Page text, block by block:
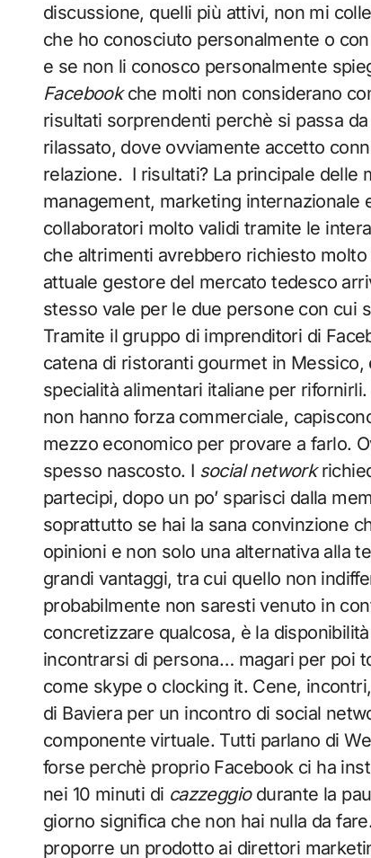
discussione, quelli più attivi, non mi
che ho conosciuto personalmente o
e se non li conosco personalmente
Facebookche molti non considerano
risultati sorprendenti perchè si passa
rilassato, dove ovviamente accetto
relazione. I risultati? La principale delle
management, marketing internazionale
collaboratori molto validi tramite le
che altrimenti avrebbero richiesto
attuale gestore del mercato tedesco
stesso vale per le due persone con cui
Tramite il gruppo di imprenditori di
catena di ristoranti gourmet in
specialità alimentari italiane per
non hanno forza commerciale,
mezzo economico per provare a farlo.
spesso nascosto. I social network
partecipi, dopo un po’ sparisci dalla
soprattutto se hai la sana convinzione
opinioni e non solo una alternativa alla
grandi vantaggi, tra cui quello non
probabilmente non saresti venuto in
concretizzare qualcosa, è la
incontrarsi di persona… magari per poi
come skype o clocking it. Cene,
di Baviera per un incontro di social
componente virtuale. Tutti parlano di
forse perchè proprio Facebook ci ha
nei 10 minuti di cazzeggiodurante la
giorno significa che non hai nulla da
proporre un prodotto ai direttori